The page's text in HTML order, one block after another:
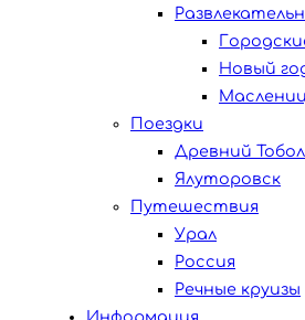
Новый
Поездки
Древний
Ялуторовск
Путешествия
Урал
Россия
Речные круизы